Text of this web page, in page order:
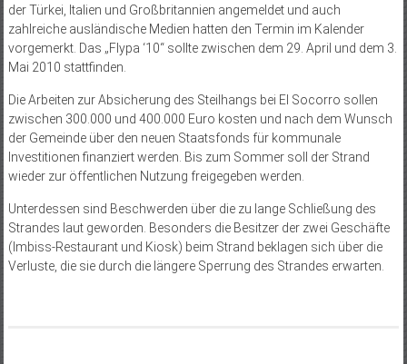
der Türkei, Italien und Großbritannien angemeldet und auch
zahlreiche ausländische Medien hatten den Termin im Kalender
vorgemerkt. Das „Flypa ‘10“ sollte zwischen dem 29. April und dem 3.
Mai 2010 stattfinden.
Die Arbeiten zur Absicherung des Steilhangs bei El Socorro sollen
zwischen 300.000 und 400.000 Euro kosten und nach dem Wunsch
der Gemeinde über den neuen Staatsfonds für kommunale
Investitionen finanziert werden. Bis zum Sommer soll der Strand
wieder zur öffentlichen Nutzung freigegeben werden.
Unterdessen sind Beschwerden über die zu lange Schließung des
Strandes laut geworden. Besonders die Besitzer der zwei Geschäfte
(Imbiss-Restaurant und Kiosk) beim Strand beklagen sich über die
Verluste, die sie durch die längere Sperrung des Strandes erwarten.